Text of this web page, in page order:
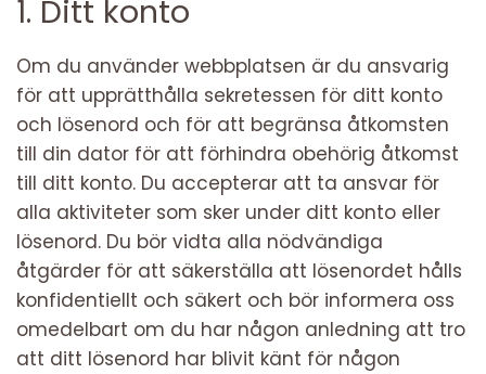
1. Ditt konto
Om du använder webbplatsen är du ansvarig
för att upprätthålla sekretessen för ditt konto
och lösenord och för att begränsa åtkomsten
till din dator för att förhindra obehörig åtkomst
till ditt konto. Du accepterar att ta ansvar för
alla aktiviteter som sker under ditt konto eller
lösenord. Du bör vidta alla nödvändiga
åtgärder för att säkerställa att lösenordet hålls
konfidentiellt och säkert och bör informera oss
omedelbart om du har någon anledning att tro
att ditt lösenord har blivit känt för någon